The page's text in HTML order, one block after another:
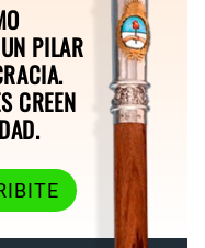
PILAR
CREEN